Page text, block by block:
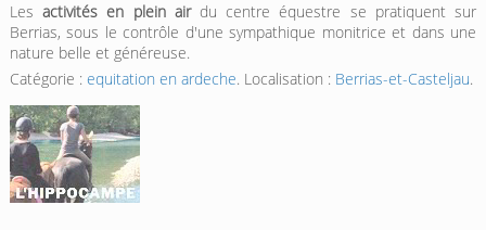
Lesactivités en plein airdu centre équestre se pratiquent sur
Berrias, sous le contrôle d'une sympathique monitrice et dans une
nature belle et généreuse.
Catégorie : equitation en ardeche. Localisation : Berrias-et-Casteljau.